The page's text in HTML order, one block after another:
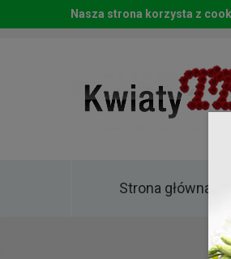
Strona główna
Nasza strona korzysta z